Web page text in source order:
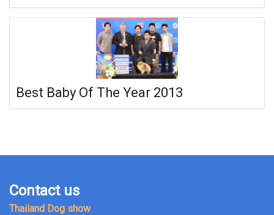
Best Baby Of The Year 2013
Contact us
Thailand Dog show